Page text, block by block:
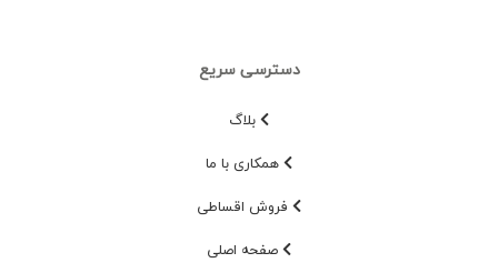
دسترسی سریع
بلاگ
همکاری با ما
فروش اقساطی
صفحه اصلی